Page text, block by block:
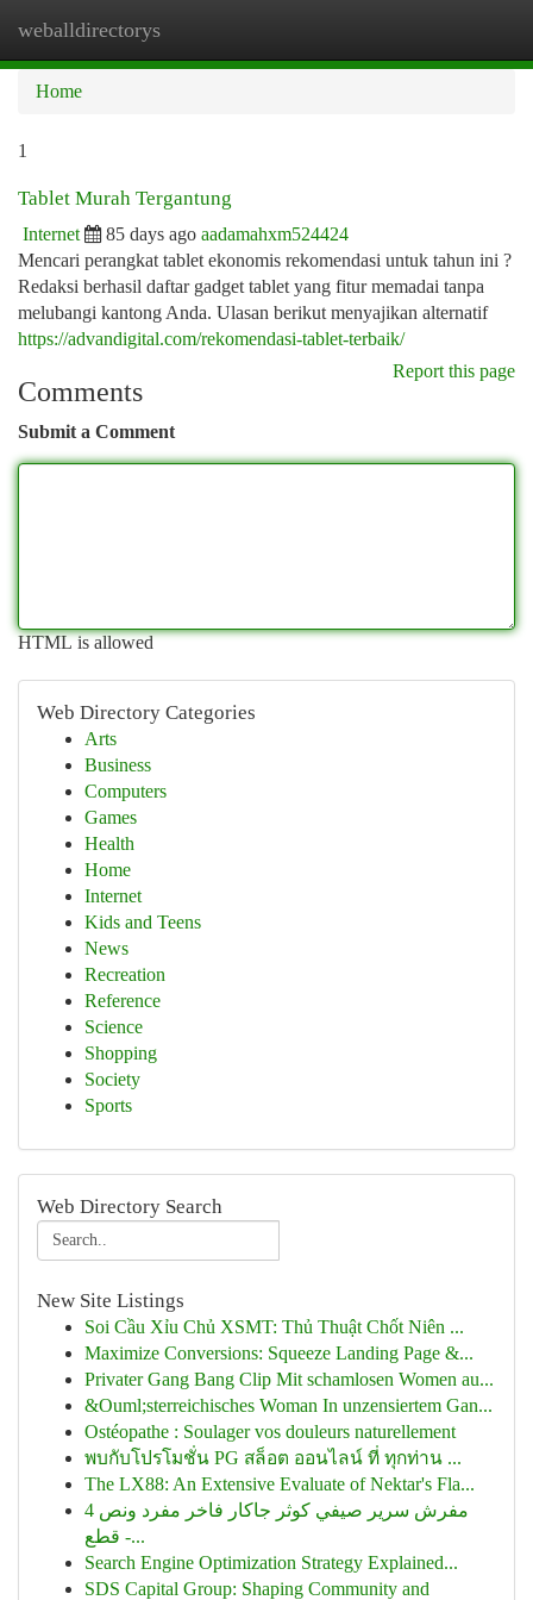
weballdirectorys
Home
1
Tablet Murah Tergantung
Internet 85 days ago aadamahxm524424
Mencari perangkat tablet ekonomis rekomendasi untuk tahun ini ?
Redaksi berhasil daftar gadget tablet yang fitur memadai tanpa
melubangi kantong Anda. Ulasan berikut menyajikan alternatif
https://advandigital.com/rekomendasi-tablet-terbaik/
Report this page
Comments
Submit a Comment
HTML is allowed
Web Directory Categories
Arts
Business
Computers
Games
Health
Home
Internet
Kids and Teens
News
Recreation
Reference
Science
Shopping
Society
Sports
Web Directory Search
New Site Listings
Soi Cầu Xỉu Chủ XSMT: Thủ Thuật Chốt Niên ...
Maximize Conversions: Squeeze Landing Page &...
Privater Gang Bang Clip Mit schamlosen Women au...
&Ouml;sterreichisches Woman In unzensiertem Gan...
Ostéopathe : Soulager vos douleurs naturellement
พบกับโปรโมชั่น PG สล็อต ออนไลน์ ที่ ทุกท่าน ...
The LX88: An Extensive Evaluate of Nektar's Fla...
مفرش سرير صيفي كوثر جاكار فاخر مفرد ونص 4
قطع -...
Search Engine Optimization Strategy Explained...
SDS Capital Group: Shaping Community and